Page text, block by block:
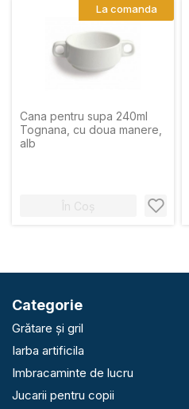
Cana pentru supa 240ml
Tognana, cu doua manere,
alb
În Coș
La comanda
Categorie
Grătare și gril
Iarba artificila
Imbracaminte de lucru
Jucarii pentru copii